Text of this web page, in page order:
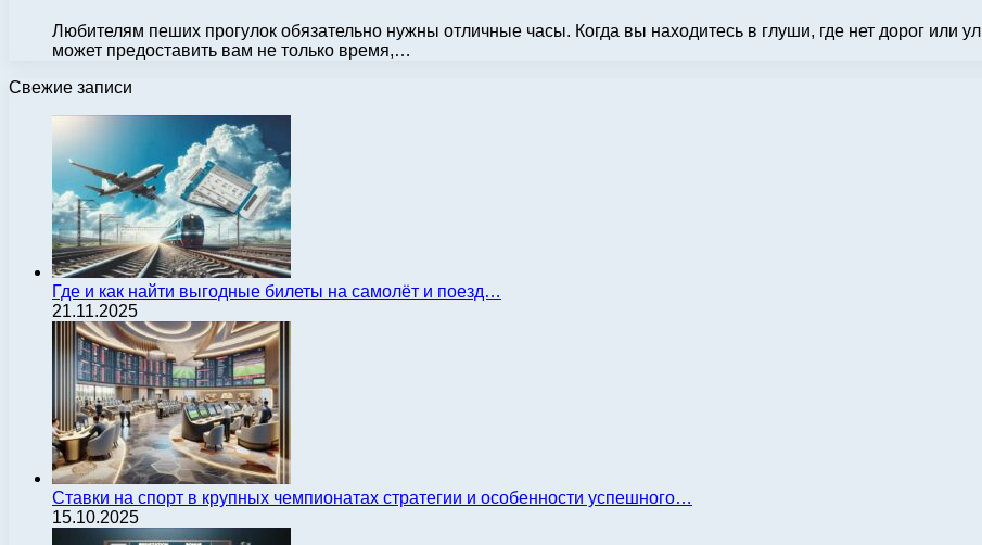
Любителям пеших прогулок обязательно нужны отличные часы. Когда вы находитесь в глуши, где нет дорог или
может предоставить вам не только время,…
Свежие записи
Где и как найти выгодные билеты на самолёт и поезд…
21.11.2025
Ставки на спорт в крупных чемпионатах стратегии и особенности успешного…
15.10.2025